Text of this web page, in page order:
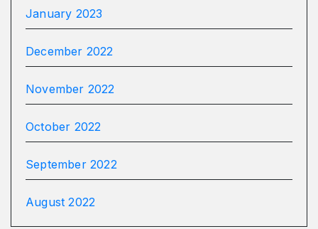
January 2023
December 2022
November 2022
October 2022
September 2022
August 2022